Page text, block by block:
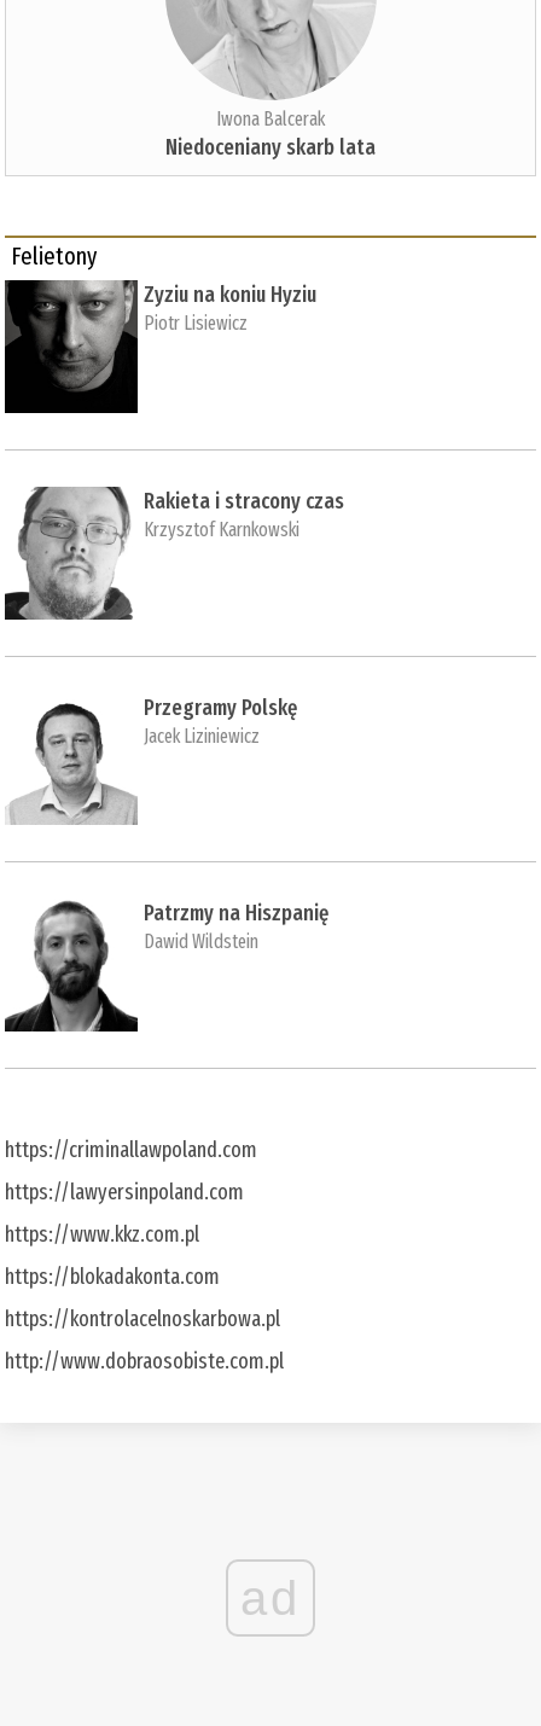
Iwona Balcerak
Niedoceniany skarb lata
Felietony
Zyziu na koniu Hyziu
Piotr Lisiewicz
Rakieta i stracony czas
Krzysztof Karnkowski
Przegramy Polskę
Jacek Liziniewicz
Patrzmy na Hiszpanię
Dawid Wildstein
https://criminallawpoland.com
https://lawyersinpoland.com
https://www.kkz.com.pl
https://blokadakonta.com
https://kontrolacelnoskarbowa.pl
http://www.dobraosobiste.com.pl
ad